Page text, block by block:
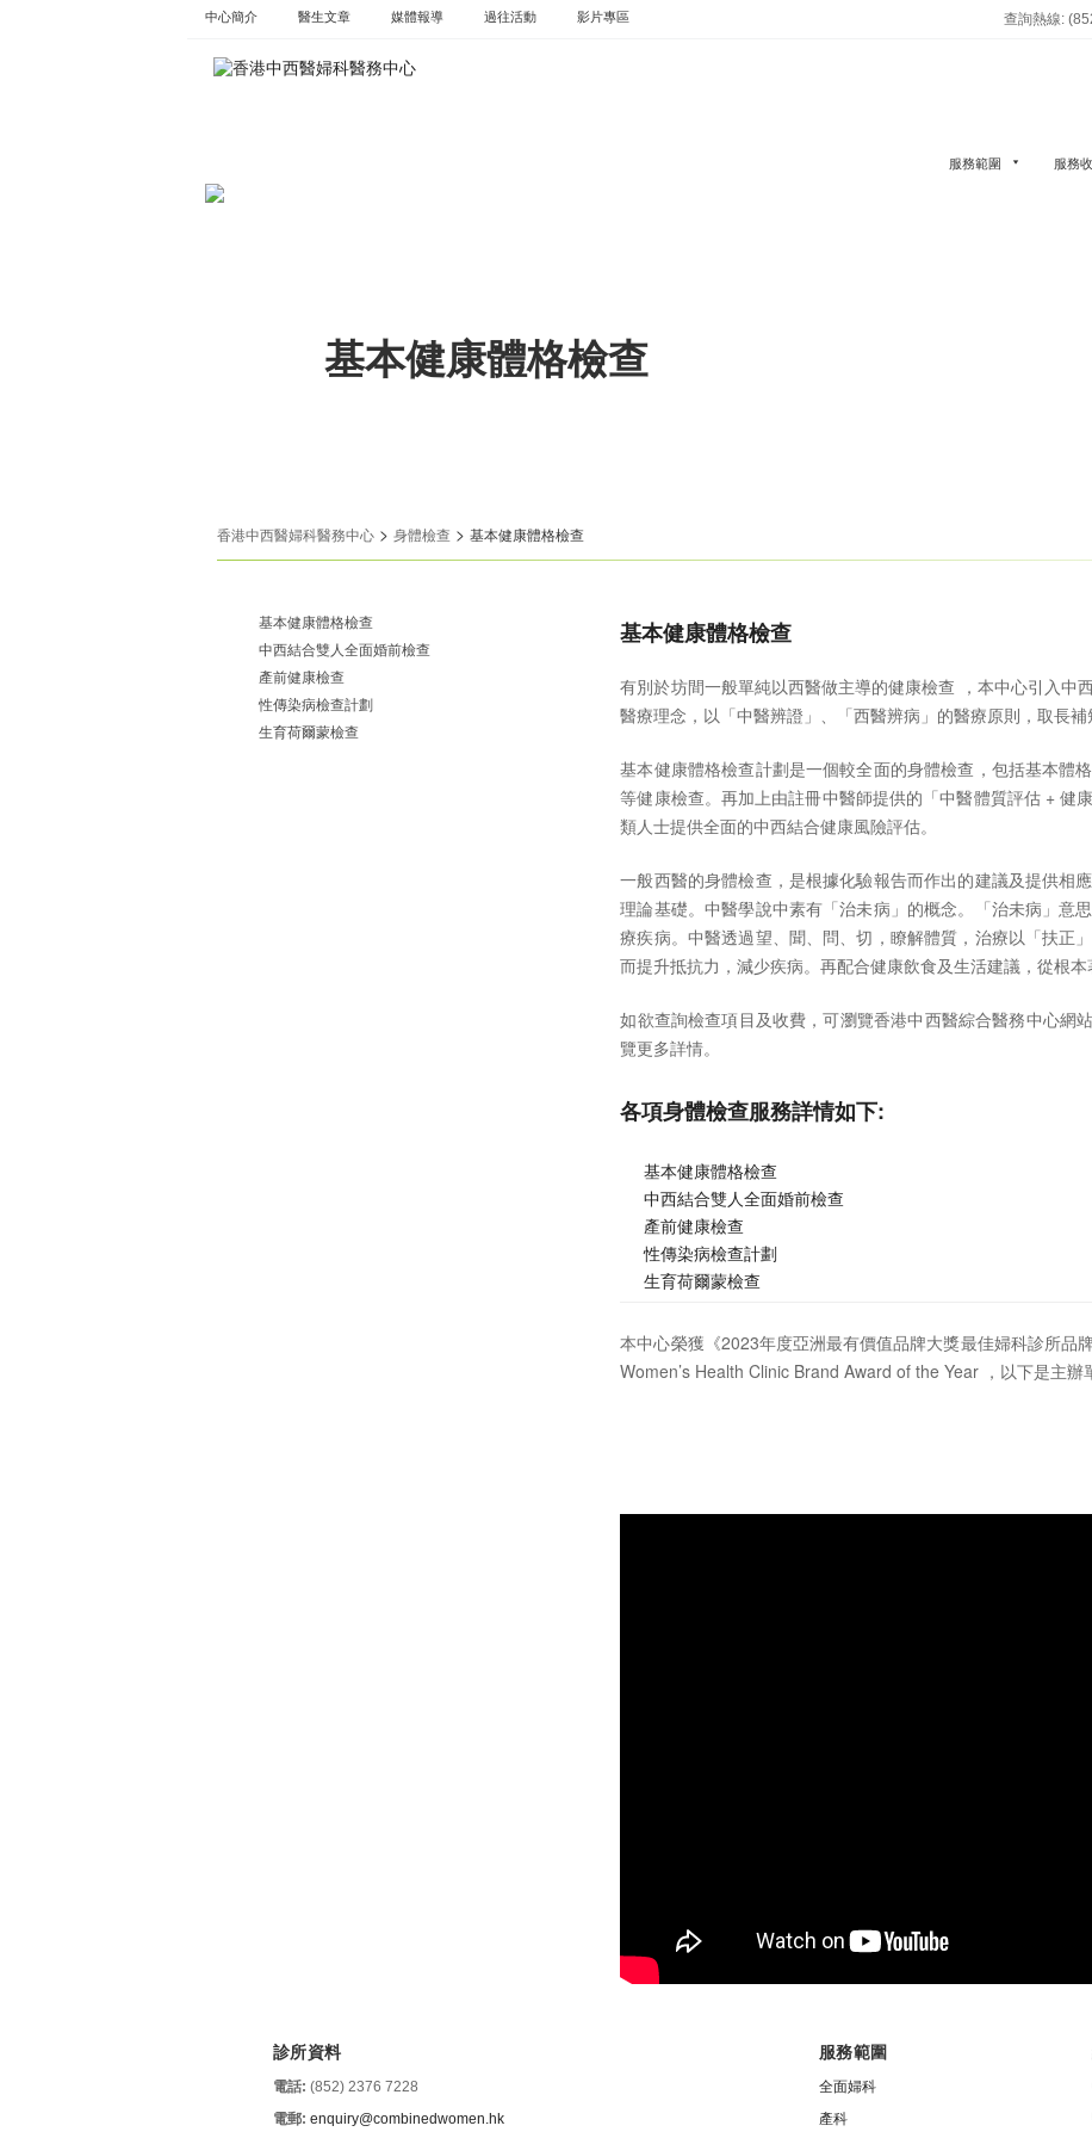
Skip
to
中心簡介 醫生文章 媒體報導 過往活動 影片專區 查詢熱線:
服務範圍 服務
基本健康體格檢查
香港中西醫婦科醫務中心 > 身體檢查 > 基本健康體格檢查
基本健康體格檢查
中西結合雙人全面婚前檢查
產前健康檢查
性傳染病檢查計劃
生育荷爾蒙檢查
基本健康體格檢查
有別於坊間一般單純以西醫做主導的健康檢查 ，本中心引入中
醫療理念，以「中醫辨證」、「西醫辨病」的醫療原則，取長補
基本健康體格檢查計劃是一個較全面的身體檢查，包括基本體
等健康檢查。再加上由註冊中醫師提供的「中醫體質評估 + 健
類人士提供全面的中西結合健康風險評估。
一般西醫的身體檢查，是根據化驗報告而作出的建議及提供相
理論基礎。中醫學說中素有「治未病」的概念。「治未病」意
療疾病。中醫透過望、聞、問、切，瞭解體質，治療以「扶正
而提升抵抗力，減少疾病。再配合健康飲食及生活建議，從根本
如欲查詢檢查項目及收費，可瀏覽香港中西醫綜合醫務中心網
覽更多詳情。
各項身體檢查服務詳情如下:
基本健康體格檢查
中西結合雙人全面婚前檢查
產前健康檢查
性傳染病檢查計劃
生育荷爾蒙檢查
本中心榮獲《2023年度亞洲最有價值品牌大獎最佳婦科診所品
Women’s Health Clinic Brand Award of the Year ，以下是主辦
診所資料
電話: (852) 2376 7228
電郵: enquiry@combinedwomen.hk
服務範圍
全面婦科
產科